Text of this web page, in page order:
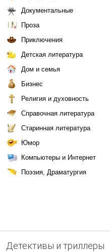
Документальные
Проза
Приключения
Детская литература
Дом и семья
Бизнес
Религия и духовность
Справочная литература
Старинная литература
Юмор
Компьютеры и Интернет
Поэзия, Драматургия
Детективы и триллеры